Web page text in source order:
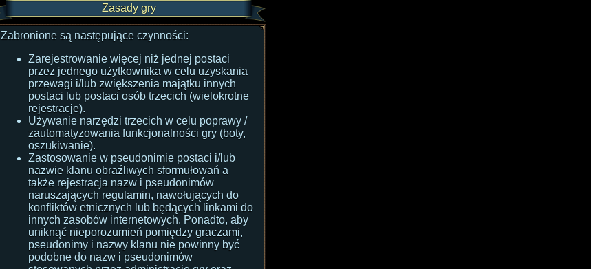
Zasady gry
Zabronione są następujące czynności:
Zarejestrowanie więcej niż jednej postaci
przez jednego użytkownika w celu uzyskania
przewagi i/lub zwiększenia majątku innych
postaci lub postaci osób trzecich (wielokrotne
rejestracje).
Używanie narzędzi trzecich w celu poprawy /
zautomatyzowania funkcjonalności gry (boty,
oszukiwanie).
Zastosowanie w pseudonimie postaci i/lub
nazwie klanu obraźliwych sformułowań a
także rejestracja nazw i pseudonimów
naruszających regulamin, nawołujących do
konfliktów etnicznych lub będących linkami do
innych zasobów internetowych. Ponadto, aby
uniknąć nieporozumień pomiędzy graczami,
pseudonimy i nazwy klanu nie powinny być
podobne do nazw i pseudonimów